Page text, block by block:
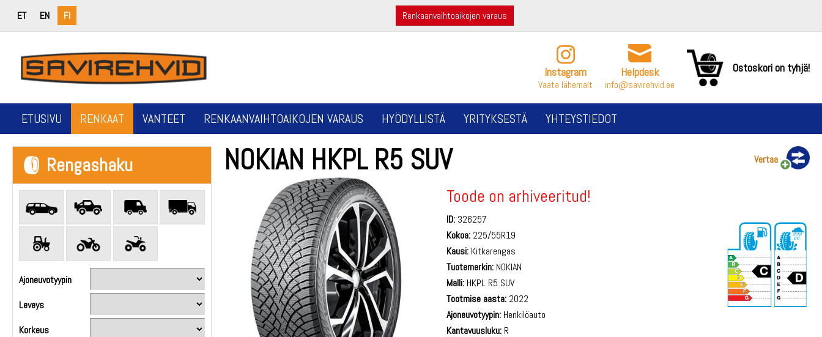
ET EN FI Renkaanvaihtoaikojen varaus
Instagram
Vaata lähemalt
Helpdesk
info@savirehvid.ee
Ostoskori on tyhjä!
ETUSIVU RENKAAT VANTEET RENKAANVAIHTOAIKOJEN VARAUS HYÖDYLLISTÄ YRITYKSESTÄ YHTEYSTIEDOT
Rengashaku
Ajoneuvotyypin
Leveys
Korkeus
NOKIAN HKPL R5 SUV Vertaa
Toode on arhiveeritud!
ID: 326257
Kokoa: 225/55R19
Kausi: Kitkarengas
Tuotemerkin: NOKIAN
Malli: HKPL R5 SUV
Tootmise aasta: 2022
Ajoneuvotyypin: Henkilöauto
Kantavuusluku: R